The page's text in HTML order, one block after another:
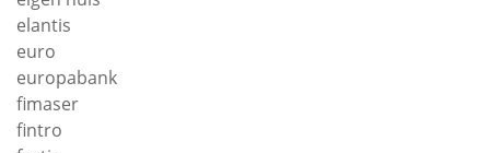
elantis
euro
europabank
fimaser
fintro